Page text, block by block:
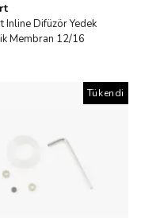
Inline Difüzör Yedek
Membran 12/16
Tükendi